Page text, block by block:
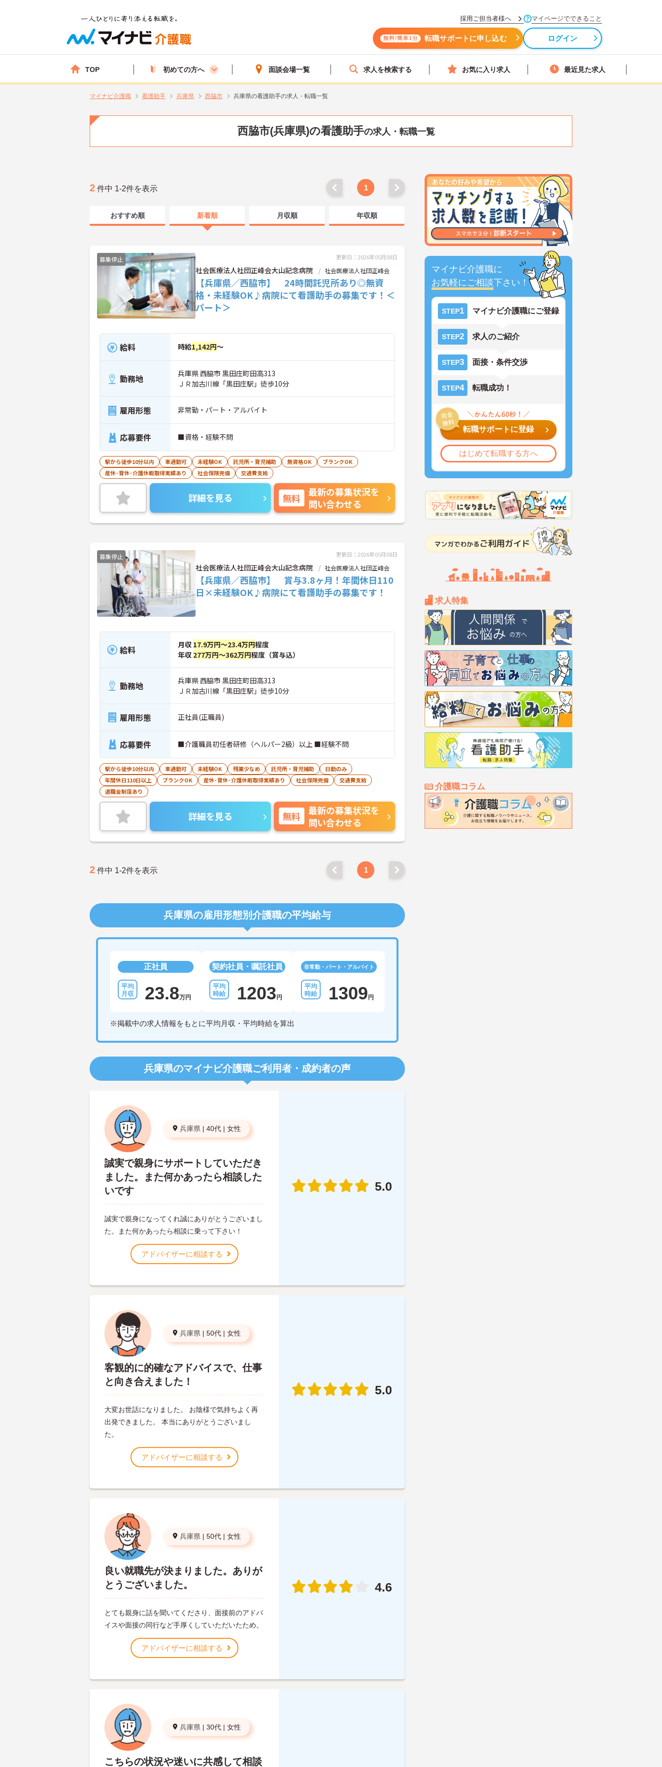
採用ご担当者様へ マイページでできること
無料!簡単1分 転職サポートに申し込む ログイン
TOP 初めての方へ 面談会場一覧 求人を検索する お気に入り求人 最近見た求人
マイナビ介護職 看護助手 兵庫県 西脇市 兵庫県の看護助手の求人・転職一覧
西脇市(兵庫県)の看護助手の求人・転職一覧
マイナビ介護職に
お気軽にご相談下さい！
STEP1 マイナビ介護職にご登録
STEP2 求人のご紹介
STEP3 面接・条件交渉
STEP4 転職成功！
転職サポートに登録
はじめて転職する方へ
求人特集
介護職コラム
2 件中 1-2件を表示 1
おすすめ順 新着順 月収順 年収順
募集停止 更新日：2026年05月08日
社会医療法人社団正峰会大山記念病院 社会医療法人社団正峰会
【兵庫県／西脇市】 24時間託児所あり◎無資
格・未経験OK♪病院にて看護助手の募集です！＜
パート＞
給料 時給1,142円～
勤務地
兵庫県 西脇市 黒田庄町田高313
ＪＲ加古川線「黒田庄駅」徒歩10分
雇用形態 非常勤・パート・アルバイト
応募要件 ■資格・経験不問
駅から徒歩10分以内 車通勤可 未経験OK 託児所・育児補助 無資格OK
ブランクOK
産休･育休･介護休暇取得実績あり
社会保険完備 交通費支給
詳細を見る 無料
最新の募集状況を
問い合わせる
募集停止 更新日：2026年05月08日
社会医療法人社団正峰会大山記念病院 社会医療法人社団正峰会
【兵庫県／西脇市】 賞与3.8ヶ月！年間休日110
日×未経験OK♪病院にて看護助手の募集です！
給料 月収 17.9万円～23.4万円程度
年収 277万円～362万円程度（賞与込）
勤務地
兵庫県 西脇市 黒田庄町田高313
ＪＲ加古川線「黒田庄駅」徒歩10分
雇用形態 正社員(正職員)
応募要件 ■介護職員初任者研修（ヘルパー2級）以上 ■経験不問
駅から徒歩10分以内 車通勤可 未経験OK 残業少なめ 託児所・育児補助
日勤のみ
年間休日110日以上
ブランクOK 産休･育休･介護休暇取得実績あり 社会保険完備
交通費支給
退職金制度あり
詳細を見る 無料
最新の募集状況を
問い合わせる
2 件中 1-2件を表示 1
兵庫県の雇用形態別介護職の平均給与
正社員
23.8万円
契約社員・嘱託社員
1203円
非常勤・パート・アルバイト
1309円
※掲載中の求人情報をもとに平均月収・平均時給を算出
兵庫県のマイナビ介護職ご利用者・成約者の声
兵庫県 | 40代 | 女性
誠実で親身にサポートしていただき
ました。また何かあったら相談した
いです
誠実で親身になってくれ誠にありがとうございまし
た。また何かあったら相談に乗って下さい！
アドバイザーに相談する
5.0
兵庫県 | 50代 | 女性
客観的に的確なアドバイスで、仕事
と向き合えました！
大変お世話になりました。 お陰様で気持ちよく再
出発できました。 本当にありがとうございまし
た。
アドバイザーに相談する
5.0
兵庫県 | 50代 | 女性
良い就職先が決まりました。ありが
とうございました。
とても親身に話を聞いてくださり、面接前のアドバ
イスや面接の同行など手厚くしていただいたため。
アドバイザーに相談する
4.6
兵庫県 | 30代 | 女性
こちらの状況や迷いに共感して相談